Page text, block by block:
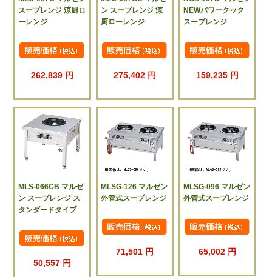
スープレンジ 涼厨ロ
ーレンジ
262,839 円
ン スープレンジ 涼
厨ローレンジ
275,402 円
NEWパワークック
スープレンジ
159,235 円
MLS-066CB マルゼ
ン スープレンジ ス
タンダードタイプ
50,557 円
MLSG-126 マルゼン
外管式スープレンジ
71,501 円
MLSG-096 マルゼン
外管式スープレンジ
65,002 円